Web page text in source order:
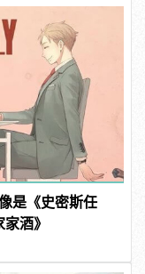
是《史密斯任
酒》